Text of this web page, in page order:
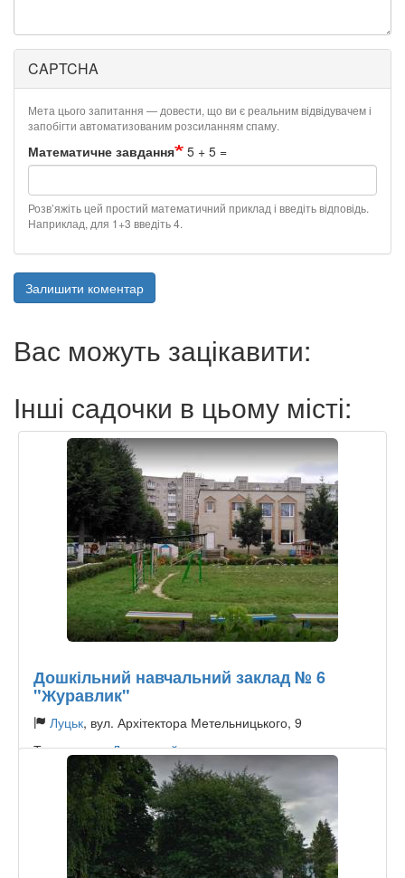
CAPTCHA
Мета цього запитання — довести, що ви є реальним відвідувачем і
запобігти автоматизованим розсиланням спаму.
Математичне завдання 5 + 5 =
Розв’яжіть цей простий математичний приклад і введіть відповідь.
Наприклад, для 1+3 введіть 4.
Залишити коментар
Вас можуть зацікавити:
Інші садочки в цьому місті:
Дошкільний навчальний заклад № 6
"Журавлик"
Луцьк, вул. Архітектора Метельницького, 9
Тип садочку:Державний